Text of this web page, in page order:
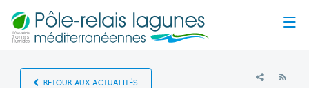
RETOUR AUX ACTUALITÉS